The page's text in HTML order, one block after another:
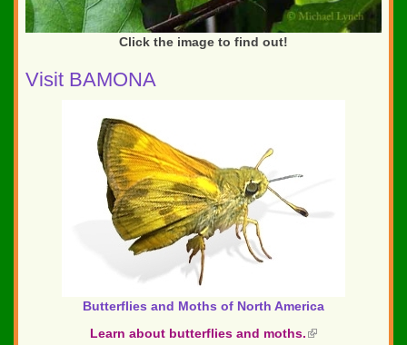
Click the image to find out!
Visit BAMONA
Butterflies and Moths of North America
Learn about butterflies and moths.(link